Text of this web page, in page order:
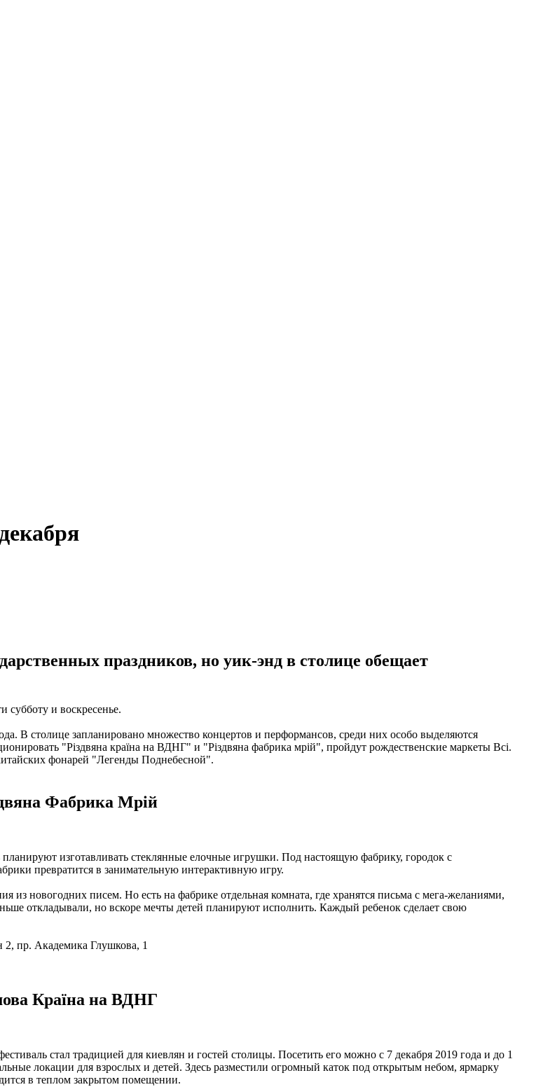
праздников, но уик-энд в столице обещает
субботу и воскресенье.
В столице запланировано множество концертов и перформансов, среди них особо выделяются
"Різдвяна країна на ВДНГ" и "Різдвяна фабрика мрій", пройдут рождественские маркеты Всі.
фонарей "Легенды Поднебесной".
Фабрика Мрій
изготавливать стеклянные елочные игрушки. Под настоящую фабрику, городок с
превратится в занимательную интерактивную игру.
из новогодних писем. Но есть на фабрике отдельная комната, где хранятся письма с мега-желаниями,
откладывали, но вскоре мечты детей планируют исполнить. Каждый ребенок сделает свою
пр. Академика Глушкова, 1
Країна на ВДНГ
стал традицией для киевлян и гостей столицы. Посетить его можно с 7 декабря 2019 года и до 1
локации для взрослых и детей. Здесь разместили огромный каток под открытым небом, ярмарку
в теплом закрытом помещении.